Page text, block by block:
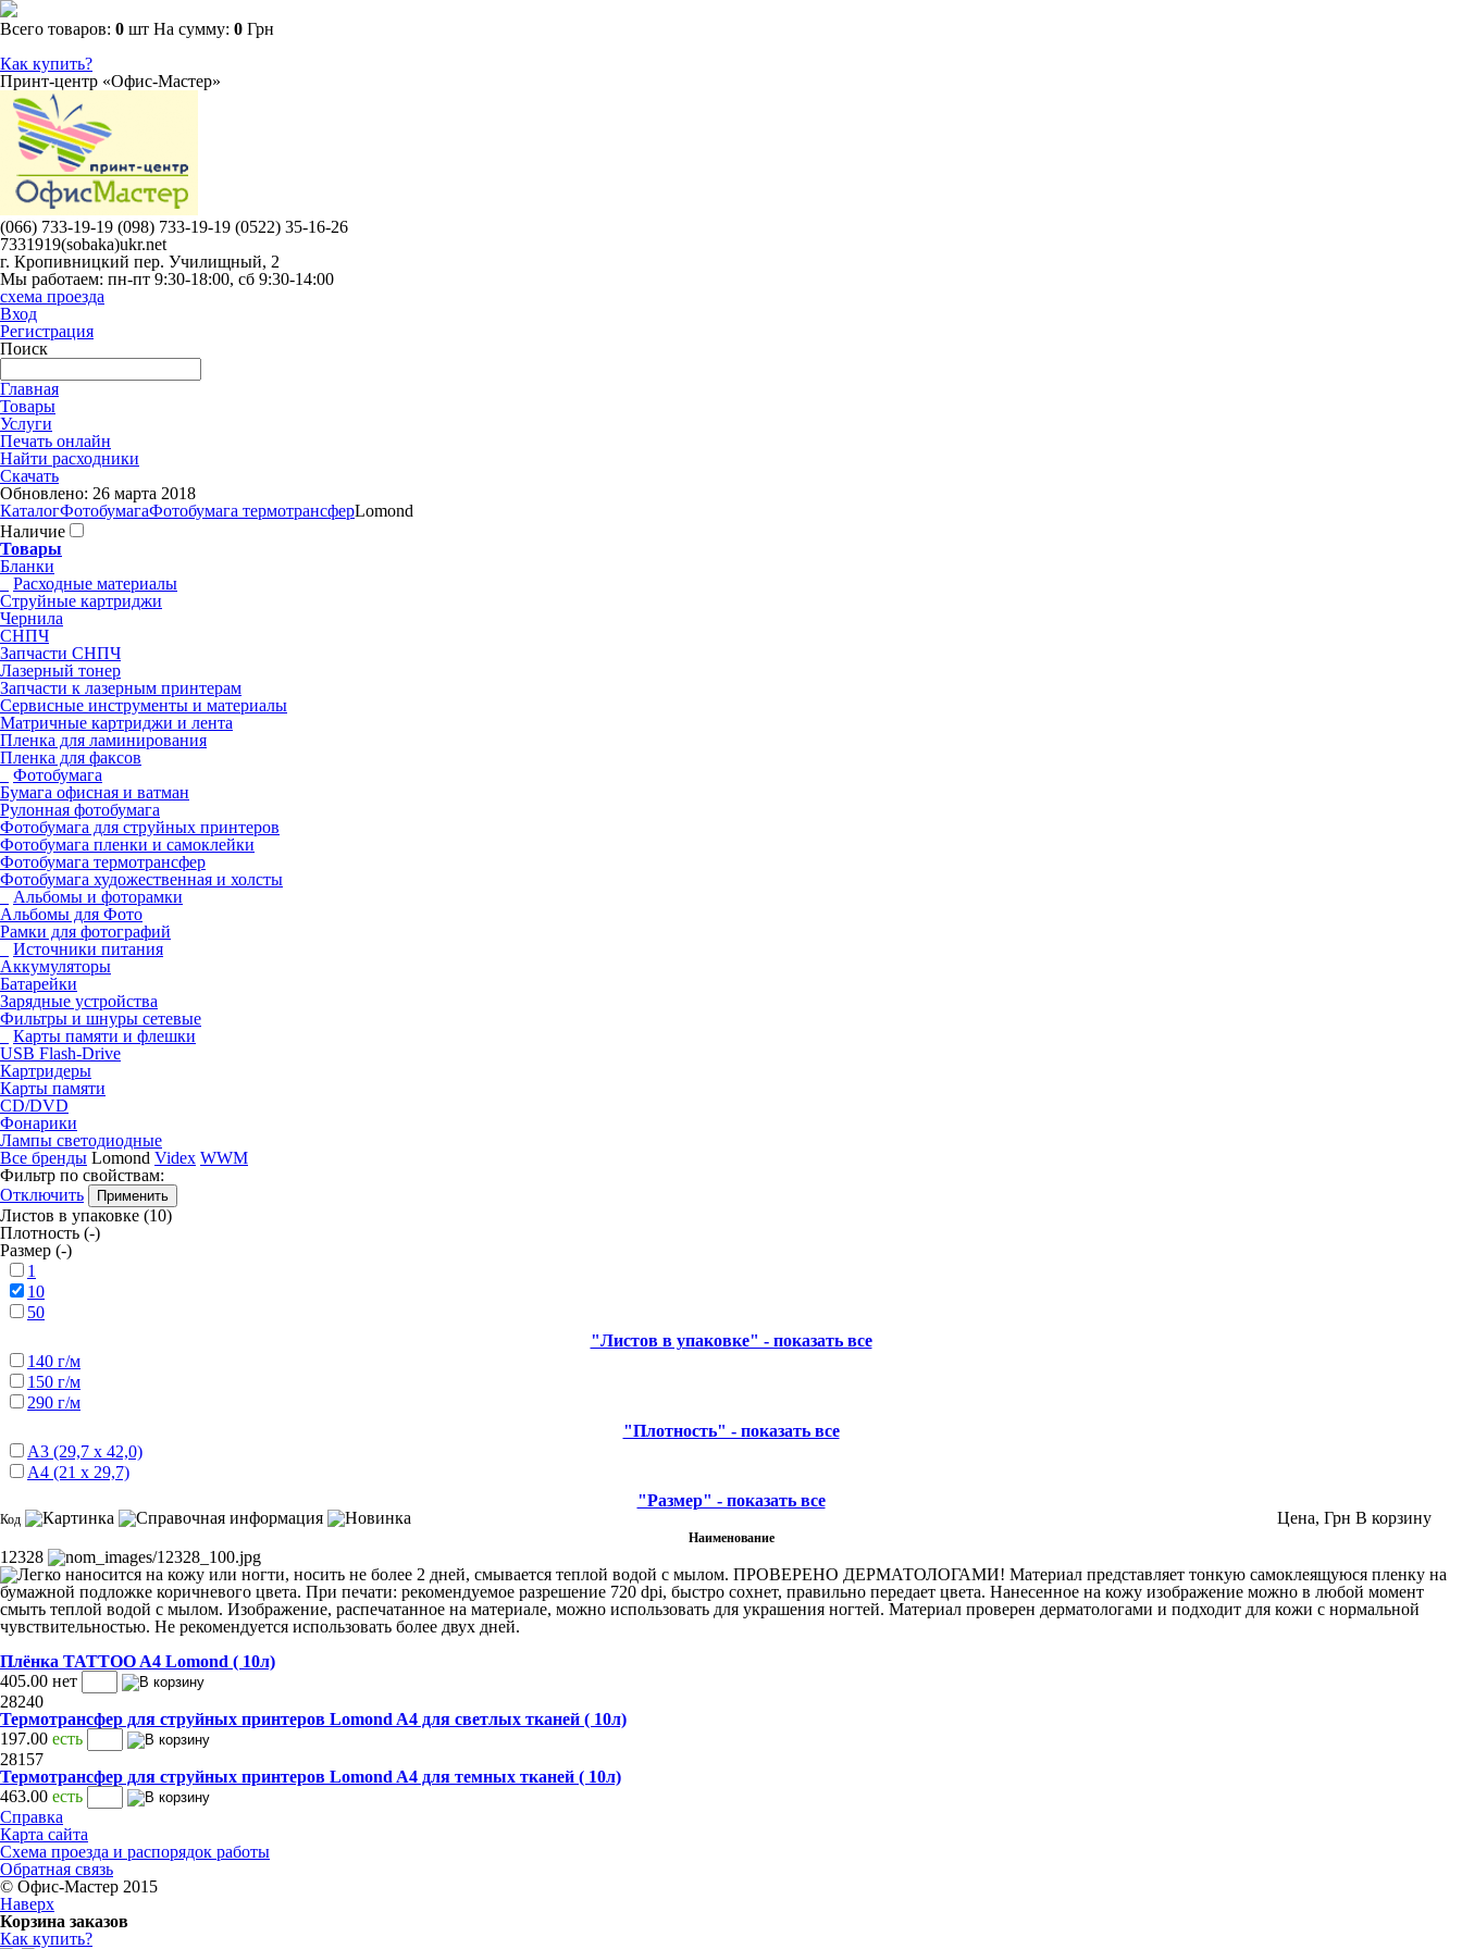
Всего товаров: 0 шт На сумму: 0 Грн
Как купить?
Принт-центр «Офис-Мастер»
(066) 733-19-19 (098) 733-19-19 (0522) 35-16-26
7331919(sobaka)ukr.net
г. Кропивницкий пер. Училищный, 2
Мы работаем: пн-пт 9:30-18:00, сб 9:30-14:00
схема проезда
Вход
Регистрация
Поиск
Главная
Товары
Услуги
Печать онлайн
Найти расходники
Скачать
Обновлено: 26 марта 2018
КаталогФотобумагаФотобумага термотрансферLomond
Наличие
Товары
Бланки
Pасходные материалы
Струйные картриджи
Чернила
СНПЧ
Запчасти СНПЧ
Лазерный тонер
Запчасти к лазерным принтерам
Сервисные инструменты и материалы
Матричные картриджи и лента
Пленка для ламинирования
Пленка для факсов
Фотобумага
Бумага офисная и ватман
Рулонная фотобумага
Фотобумага для cтруйных принтеров
Фотобумага пленки и самоклейки
Фотобумага термотрансфер
Фотобумага художественная и холсты
Альбомы и фоторамки
Альбомы для Фото
Рамки для фотографий
Источники питания
Аккумуляторы
Батарейки
Зарядные устройства
Фильтры и шнуры сетевые
Карты памяти и флешки
USB Flash-Drive
Картридеры
Карты памяти
CD/DVD
Фонарики
Лампы светодиодные
Все бренды Lomond Videx WWM
Фильтр по свойствам:
Отключить
Листов в упаковке (10)
Плотность (-)
Размер (-)
1
10
50
"Листов в упаковке" - показать все
140 г/м
150 г/м
290 г/м
"Плотность" - показать все
А3 (29,7 х 42,0)
А4 (21 х 29,7)
"Размер" - показать все
Цена, Грн В корзину
Код
Наименование
12328
Плёнка TATTOO A4 Lomond ( 10л)
405.00 нет
28240
Термотрансфер для струйных принтеров Lomond A4 для светлых тканей ( 10л)
197.00 есть
28157
Термотрансфер для струйных принтеров Lomond A4 для темных тканей ( 10л)
463.00 есть
Справка
Карта сайта
Схема проезда и распорядок работы
Обратная связь
© Офис-Мастер 2015
Наверх
Корзина заказов
Как купить?